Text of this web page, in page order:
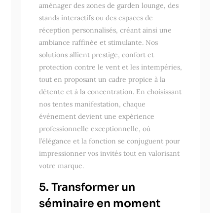
aménager des zones de garden lounge, des
stands interactifs ou des espaces de
réception personnalisés, créant ainsi une
ambiance raffinée et stimulante. Nos
solutions allient prestige, confort et
protection contre le vent et les intempéries,
tout en proposant un cadre propice à la
détente et à la concentration. En choisissant
nos tentes manifestation, chaque
événement devient une expérience
professionnelle exceptionnelle, où
l’élégance et la fonction se conjuguent pour
impressionner vos invités tout en valorisant
votre marque.
5. Transformer un
séminaire en moment